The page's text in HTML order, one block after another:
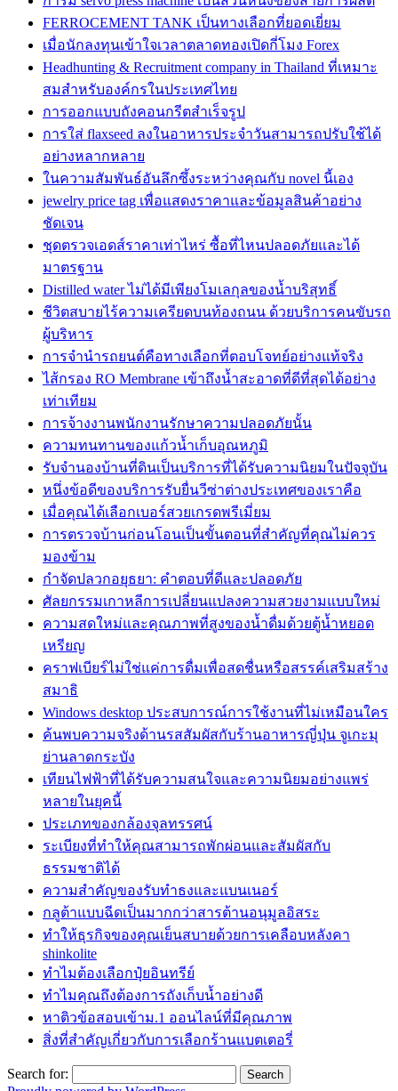
FERROCEMENT TANK เป็นทางเลือกที่ยอดเยี่ยม
เมื่อนักลงทุนเข้าใจเวลาตลาดทองเปิดกี่โมง Forex
Headhunting & Recruitment company in Thailand ที่เหมาะ
สมสำหรับองค์กรในประเทศไทย
การออกแบบถังคอนกรีตสำเร็จรูป
การใส่ flaxseed ลงในอาหารประจำวันสามารถปรับใช้ได้
อย่างหลากหลาย
ในความสัมพันธ์อันลึกซึ้งระหว่างคุณกับ novel นี้เอง
jewelry price tag เพื่อแสดงราคาและข้อมูลสินค้าอย่าง
ชัดเจน
ชุดตรวจเอดส์ราคาเท่าไหร่ ซื้อที่ไหนปลอดภัยและได้
มาตรฐาน
Distilled water ไม่ได้มีเพียงโมเลกุลของน้ำบริสุทธิ์
ชีวิตสบายไร้ความเครียดบนท้องถนน ด้วยบริการคนขับรถ
ผู้บริหาร
การจำนำรถยนต์คือทางเลือกที่ตอบโจทย์อย่างแท้จริง
ไส้กรอง RO Membrane เข้าถึงน้ำสะอาดที่ดีที่สุดได้อย่าง
เท่าเทียม
การจ้างงานพนักงานรักษาความปลอดภัยนั้น
ความทนทานของแก้วน้ำเก็บอุณหภูมิ
รับจำนองบ้านที่ดินเป็นบริการที่ได้รับความนิยมในปัจจุบัน
หนึ่งข้อดีของบริการรับยื่นวีซ่าต่างประเทศของเราคือ
เมื่อคุณได้เลือกเบอร์สวยเกรดพรีเมี่ยม
การตรวจบ้านก่อนโอนเป็นขั้นตอนที่สำคัญที่คุณไม่ควร
มองข้าม
กำจัดปลวกอยุธยา: คำตอบที่ดีและปลอดภัย
ศัลยกรรมเกาหลีการเปลี่ยนแปลงความสวยงามแบบใหม่
ความสดใหม่และคุณภาพที่สูงของน้ำดื่มด้วยตู้น้ำหยอด
เหรียญ
คราฟเบียร์ไม่ใช่แค่การดื่มเพื่อสดชื่นหรือสรรค์เสริมสร้าง
สมาธิ
Windows desktop ประสบการณ์การใช้งานที่ไม่เหมือนใคร
ค้นพบความจริงด้านรสสัมผัสกับร้านอาหารญี่ปุ่น จูเกะมุ
ย่านลาดกระบัง
เทียนไฟฟ้าที่ได้รับความสนใจและความนิยมอย่างแพร่
หลายในยุคนี้
ประเภทของกล้องจุลทรรศน์
ระเบียงที่ทำให้คุณสามารถพักผ่อนและสัมผัสกับ
ธรรมชาติได้
ความสำคัญของรับทำธงและแบนเนอร์
กลูต้าแบบฉีดเป็นมากกว่าสารต้านอนุมูลอิสระ
ทำให้ธุรกิจของคุณเย็นสบายด้วยการเคลือบหลังคา
shinkolite
ทำไมต้องเลือกปุ๋ยอินทรีย์
ทำไมคุณถึงต้องการถังเก็บน้ำอย่างดี
หาติวข้อสอบเข้าม.1 ออนไลน์ที่มีคุณภาพ
สิ่งที่สำคัญเกี่ยวกับการเลือกร้านแบตเตอรี่
Search for: